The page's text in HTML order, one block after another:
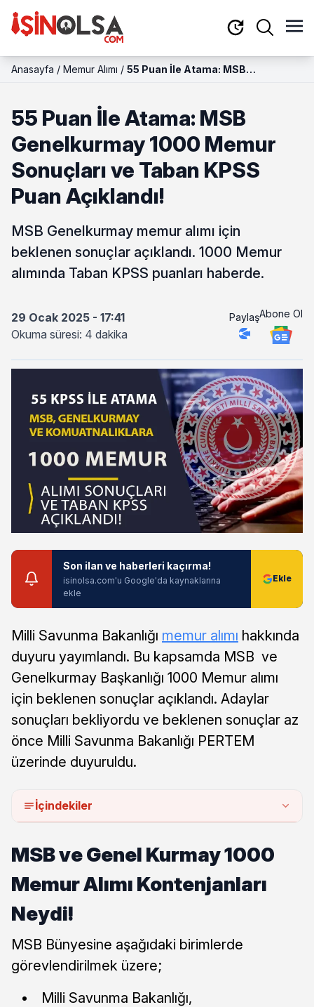
Anasayfa / Memur Alımı / 55 Puan İle Atama: MSB
Açıklandı!
55 Puan İle Atama: MSB
Genelkurmay 1000 Memur
Sonuçları ve Taban KPSS
Puan Açıklandı!
MSB Genelkurmay memur alımı için
beklenen sonuçlar açıklandı. 1000 Memur
alımında Taban KPSS puanları haberde.
29 Ocak 2025 - 17:41
Okuma süresi: 4 dakika
PaylaşAbone Ol
Son ilan ve haberleri kaçırma!
isinolsa.com'u Google'da kaynaklarına
ekle
Milli Savunma Bakanlığı memur alımı hakkında
duyuru yayımlandı. Bu kapsamda MSB ve
Genelkurmay Başkanlığı 1000 Memur alımı
için beklenen sonuçlar açıklandı. Adaylar
sonuçları bekliyordu ve beklenen sonuçlar az
önce Milli Savunma Bakanlığı PERTEM
üzerinde duyuruldu.
İçindekiler
MSB ve Genel Kurmay 1000
Memur Alımı Kontenjanları
Neydi!
MSB Bünyesine aşağıdaki birimlerde
görevlendirilmek üzere;
Milli Savunma Bakanlığı,